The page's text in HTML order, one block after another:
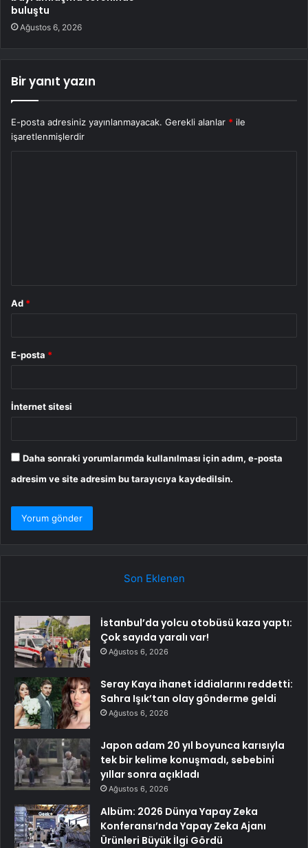
buluştu
Ağustos 6, 2026
Bir yanıt yazın
E-posta adresiniz yayınlanmayacak. Gerekli alanlar * ile
işaretlenmişlerdir
Ad *
E-posta *
İnternet sitesi
Daha sonraki yorumlarımda kullanılması için adım, e-posta
adresim ve site adresim bu tarayıcıya kaydedilsin.
Son Eklenen
İstanbul’da yolcu otobüsü kaza yaptı:
Çok sayıda yaralı var!
Ağustos 6, 2026
Seray Kaya ihanet iddialarını reddetti:
Sahra Işık’tan olay gönderme geldi
Ağustos 6, 2026
Japon adam 20 yıl boyunca karısıyla
tek bir kelime konuşmadı, sebebini
yıllar sonra açıkladı
Ağustos 6, 2026
Albüm: 2026 Dünya Yapay Zeka
Konferansı’nda Yapay Zeka Ajanı
Ürünleri Büyük İlgi Gördü